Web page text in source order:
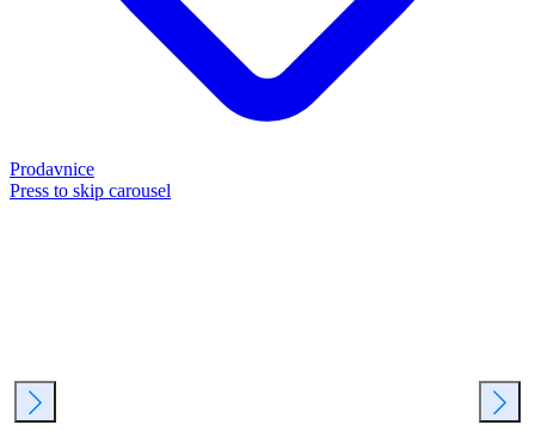
Prodavnice
Press to skip carousel